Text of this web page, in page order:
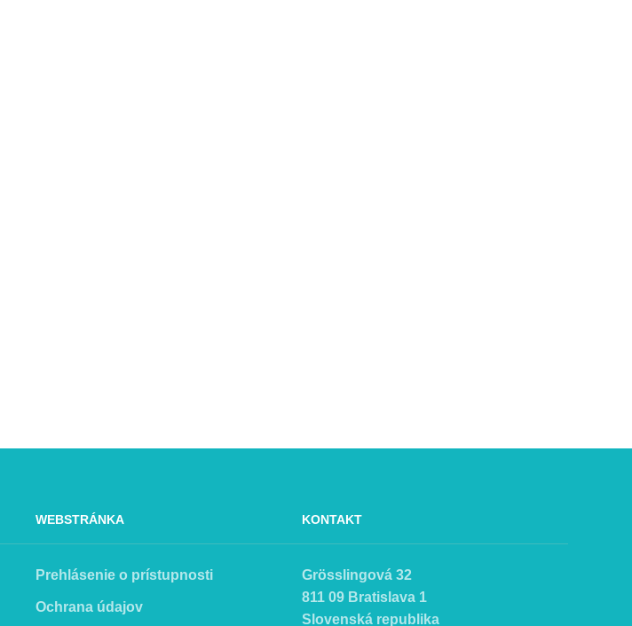
WEBSTRÁNKA
Prehlásenie o prístupnosti
Ochrana údajov
KONTAKT
Grösslingová 32
811 09 Bratislava 1
Slovenská republika